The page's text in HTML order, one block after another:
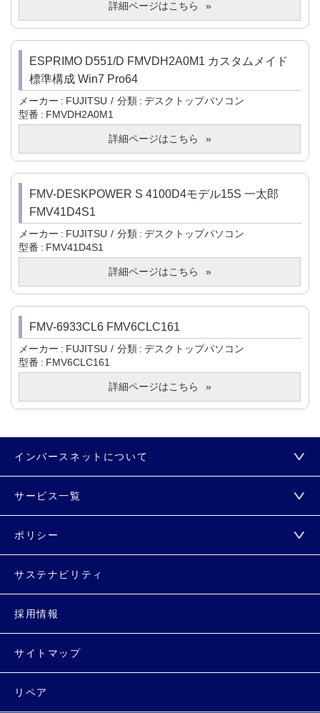
詳細ページはこちら
ESPRIMO D551/D FMVDH2A0M1 カスタムメイド
標準構成 Win7 Pro64
メーカー FUJITSU 分類
デスクトップパソコン
型番
FMVDH2A0M1
詳細ページはこちら
FMV-DESKPOWER S 4100D4モデル15S 一太郎
FMV41D4S1
メーカー FUJITSU 分類
デスクトップパソコン
型番
FMV41D4S1
詳細ページはこちら
FMV-6933CL6 FMV6CLC161
メーカー FUJITSU 分類
デスクトップパソコン
型番
FMV6CLC161
詳細ページはこちら
インバースネットについて
サービス一覧
ポリシー
サステナビリティ
採用情報
サイトマップ
リペア